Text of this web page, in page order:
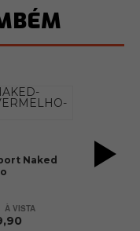
Naked